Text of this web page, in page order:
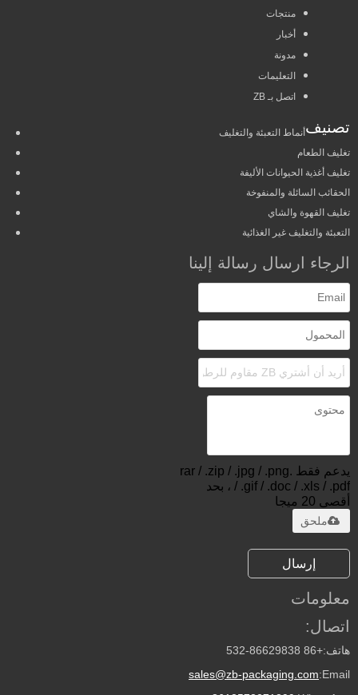
منتجات
أخبار
مدونة
التعليمات
اتصل بـ ZB
تصنيف أنماط التعبئة والتغليف
تغليف الطعام
تغليف أغذية الحيوانات الأليفة
الحقائب السائلة والمنفوخة
تغليف القهوة والشاي
التعبئة والتغليف غير الغذائية
الرجاء ارسال رسالة إلينا
يدعم فقط .rar / .zip / .jpg / .png
/ .gif / .doc / .xls / .pdf ، بحد
أقصى 20 ميجا
ملحق
إرسال
معلومات
اتصال:
هاتف:+86 532-86629838
Email:
sales@zb-packaging.com